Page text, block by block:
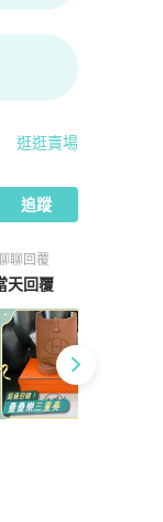
逛逛賣場
追蹤
聊回覆
天回覆